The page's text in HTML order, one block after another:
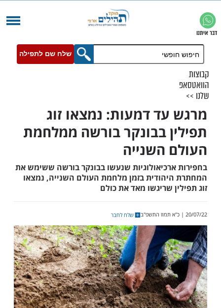
שלח שם לתפילה
דמעות: נמצאו זוג
בבונקר בורשה ממלחמת
השנייה
שנעשו בבונקר בורשה ששימש את
בזמן מלחמת העולם השנייה, נמצאו
שריגשו מאד את כולם
שלח לחבר